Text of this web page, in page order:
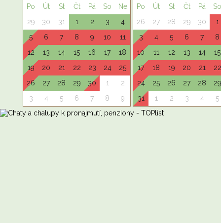
Po
Út St Čt Pá So
Ne
29
30 31 1 2 3
4
5
6 7 8 9 10
11
12
13 14 15 16 17
18
19
20 21 22 23 24
25
26
27 28 29 30 1
2
3
4 5 6 7 8 9
Po
Út St Čt Pá
So
26
27 28 29 30
1
3
4 5 6 7
8
10
11 12 13 14
15
17
18 19 20 21
22
24
25 26 27 28
29
31
1 2 3 4 5